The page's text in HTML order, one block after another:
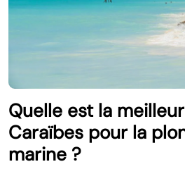
Quelle est la
Caraïbes pour la
marine ?